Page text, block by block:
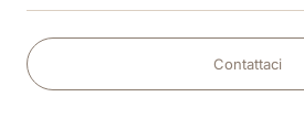
Contattaci